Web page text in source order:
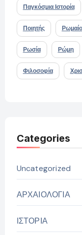
Παγκόσμια Ιστορία
Ποιητής
Ρωσία Ρώμη
Φιλοσοφία
Categories
Uncategorized
ΑΡΧΑΙΟΛΟΓΙΑ
ΙΣΤΟΡΙΑ